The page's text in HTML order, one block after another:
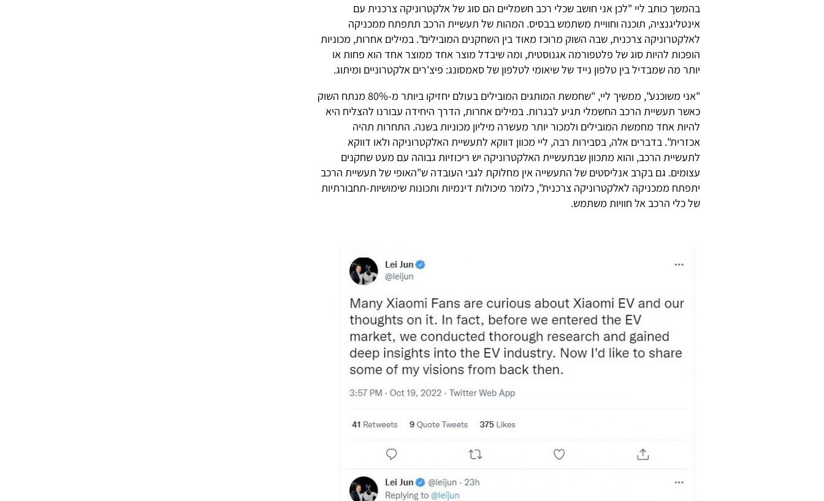
בהמשך כותב ליי "לכן אני חושב שכלי רכב חשמליים הם סוג של אלקטרוניקה צרכנית עם
אינטליגנציה, תוכנה וחוויית משתמש בבסיס. המהות של תעשיית הרכב תתפתח ממכניקה
לאלקטרוניקה צרכנית, שבה השוק מרוכז מאוד בין השחקנים המובילים". במילים אחרות, מכוניות
הופכות להיות סוג של פלטפורמה אגנוסטית, ומה שיבדל מוצר אחד ממוצר אחד הוא פחות או
יותר מה שמבדיל בין טלפון נייד של שיאומי לטלפון של סאמסונג: פיצ'רים אלקטרוניים ומיתוג.
"אני משוכנע", ממשיך ליי, "שחמשת המותגים המובילים בעולם יחזיקו ביותר מ-80% מנתח השוק
כאשר תעשיית הרכב החשמלי תגיע לבגרות. במילים אחרות, הדרך היחידה עבורנו להצליח היא
להיות אחד מחמשת המובילים ולמכור יותר מעשרה מיליון מכוניות בשנה. התחרות תהיה
אכזרית". בדברים אלה, בסבירות רבה, ליי מכוון דווקא לתעשיית האלקטרוניקה ולאו דווקא
לתעשיית הרכב, והוא מתכוון שבתעשיית האלקטרוניקה יש ריכוזיות גבוהה עם מעט שחקנים
עצומים. גם בקרב אנליסטים של התעשייה אין מחלוקת לגבי העובדה ש"האופי של תעשיית הרכב
יתפתח ממכניקה לאלקטרוניקה צרכנית", כלומר מיכולות דינמיות ותכונות שימושיות-תחבורתיות
של כלי הרכב אל חוויות משתמש.